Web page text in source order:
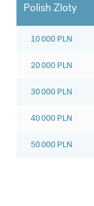
Polish Zloty
10 000 PLN
20 000 PLN
30 000 PLN
40 000 PLN
50 000 PLN